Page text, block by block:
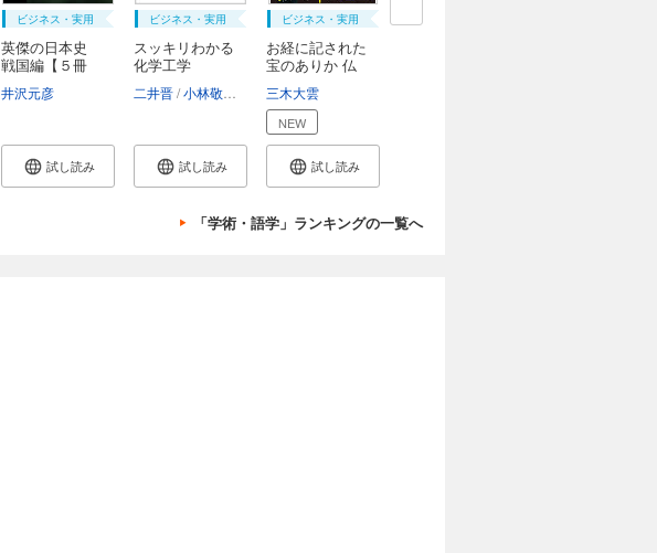
ビジネス・実用
英傑の日本史
戦国編【５冊
井沢元彦
試し読み
ビジネス・実用
スッキリわかる
化学工学
二井晋 小林敬幸 向井康人 橋爪進
試し読み
ビジネス・実用
お経に記された
宝のありか 仏
三木大雲
NEW
試し読み
「学術・語学」ランキングの一覧へ